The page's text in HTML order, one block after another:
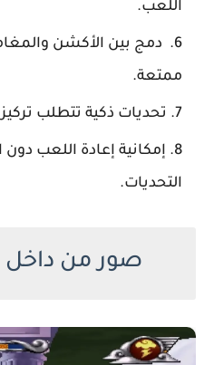
اللعب.
دمج بين الأكشن
ممتعة.
تحديات ذكية تتطلب
إمكانية إعادة اللعب
التحديات.
صور من داخل